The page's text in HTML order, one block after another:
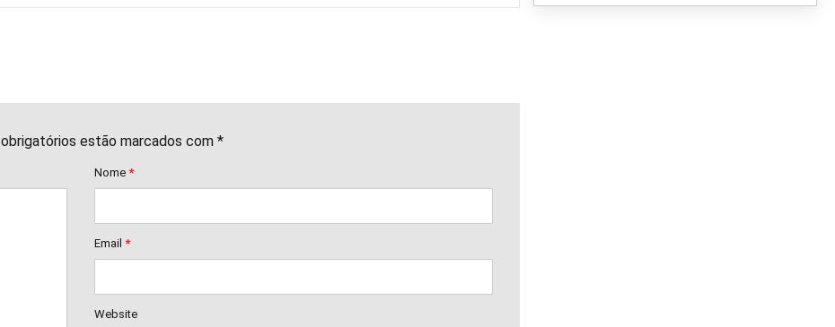
estão marcados com *
Nome *
Email *
Website